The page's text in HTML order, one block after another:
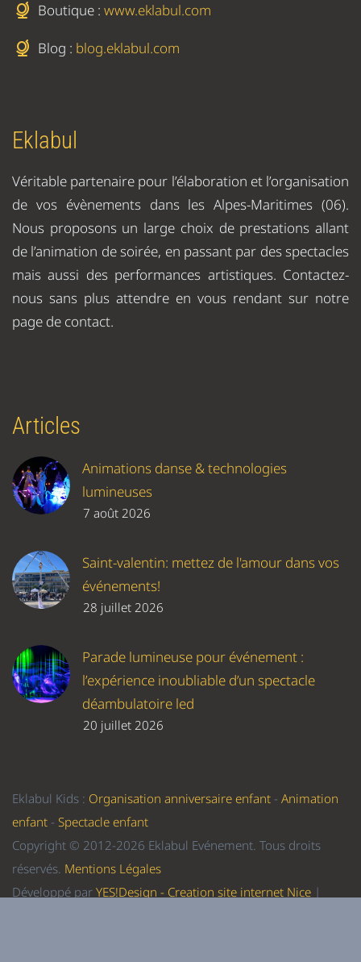
Boutique : www.eklabul.com
Blog : blog.eklabul.com
Eklabul
Véritable partenaire pour l’élaboration et l’organisation
de vos évènements dans les Alpes-Maritimes (06).
Nous proposons un large choix de prestations allant
de l’animation de soirée, en passant par des spectacles
mais aussi des performances artistiques. Contactez-
nous sans plus attendre en vous rendant sur notre
page de contact.
Articles
Animations danse & technologies
lumineuses
7 août 2026
Saint-valentin: mettez de l'amour dans vos
événements!
28 juillet 2026
Parade lumineuse pour événement :
l’expérience inoubliable d’un spectacle
déambulatoire led
20 juillet 2026
Eklabul Kids : Organisation anniversaire enfant - Animation
enfant - Spectacle enfant
Copyright © 2012-2026 Eklabul Evénement. Tous droits
réservés. Mentions Légales
Développé par YES!Design - Creation site internet Nice |